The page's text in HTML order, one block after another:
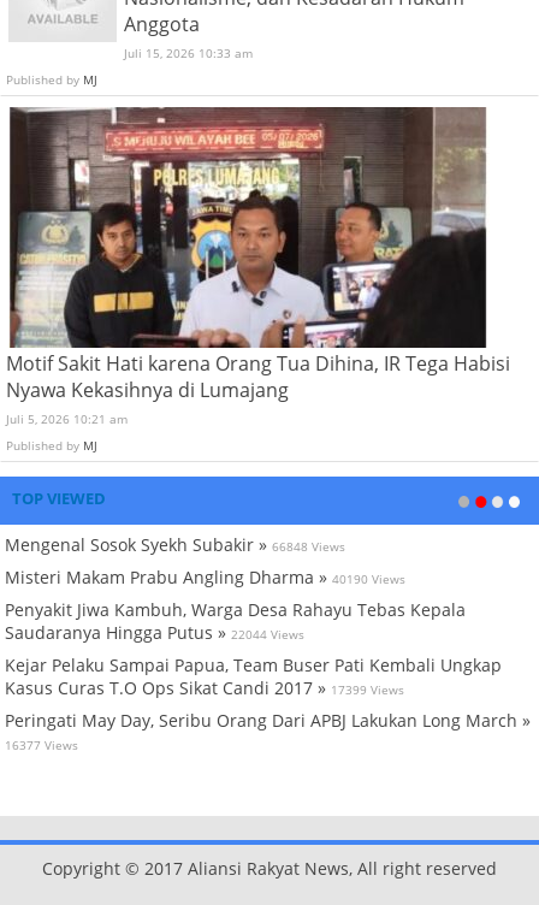
Anggota
Juli 15, 2026 10:33 am
Published by MJ
Motif Sakit Hati karena Orang Tua Dihina, IR Tega Habisi
Nyawa Kekasihnya di Lumajang
Juli 5, 2026 10:21 am
Published by MJ
TOP VIEWED
Mengenal Sosok Syekh Subakir » 66848 Views
Misteri Makam Prabu Angling Dharma » 40190 Views
Penyakit Jiwa Kambuh, Warga Desa Rahayu Tebas Kepala
Saudaranya Hingga Putus » 22044 Views
Kejar Pelaku Sampai Papua, Team Buser Pati Kembali Ungkap
Kasus Curas T.O Ops Sikat Candi 2017 » 17399 Views
Peringati May Day, Seribu Orang Dari APBJ Lakukan Long March »
16377 Views
Copyright © 2017 Aliansi Rakyat News, All right reserved